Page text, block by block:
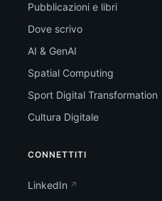
Pubblicazioni e libri
Dove scrivo
AI & GenAI
Spatial Computing
Sport Digital Transformation
Cultura Digitale
CONNETTITI
LinkedIn